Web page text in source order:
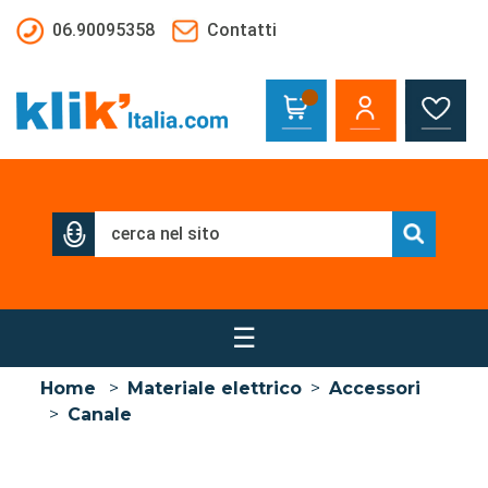
06.90095358
Contatti
☰
Home > Materiale elettrico > Accessori
> Canale